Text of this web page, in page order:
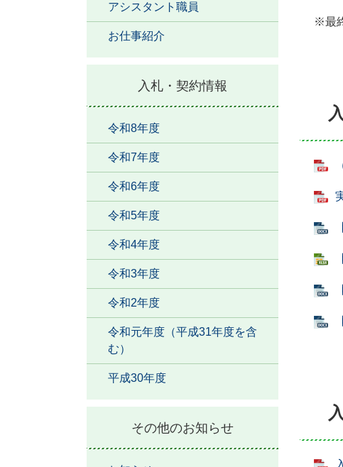
※最
アシスタント職員
お仕事紹介
入札・契約情報
令和8年度
令和7年度
令和6年度
令和5年度
令和4年度
令和3年度
令和2年度
令和元年度（平成31年度を含
む）
平成30年度
その他のお知らせ